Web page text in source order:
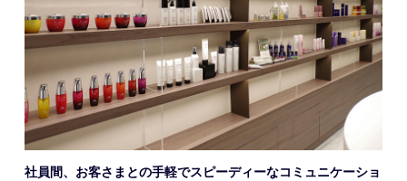
社員間、お客さまとの手軽でスピーディーなコミュニケーショ